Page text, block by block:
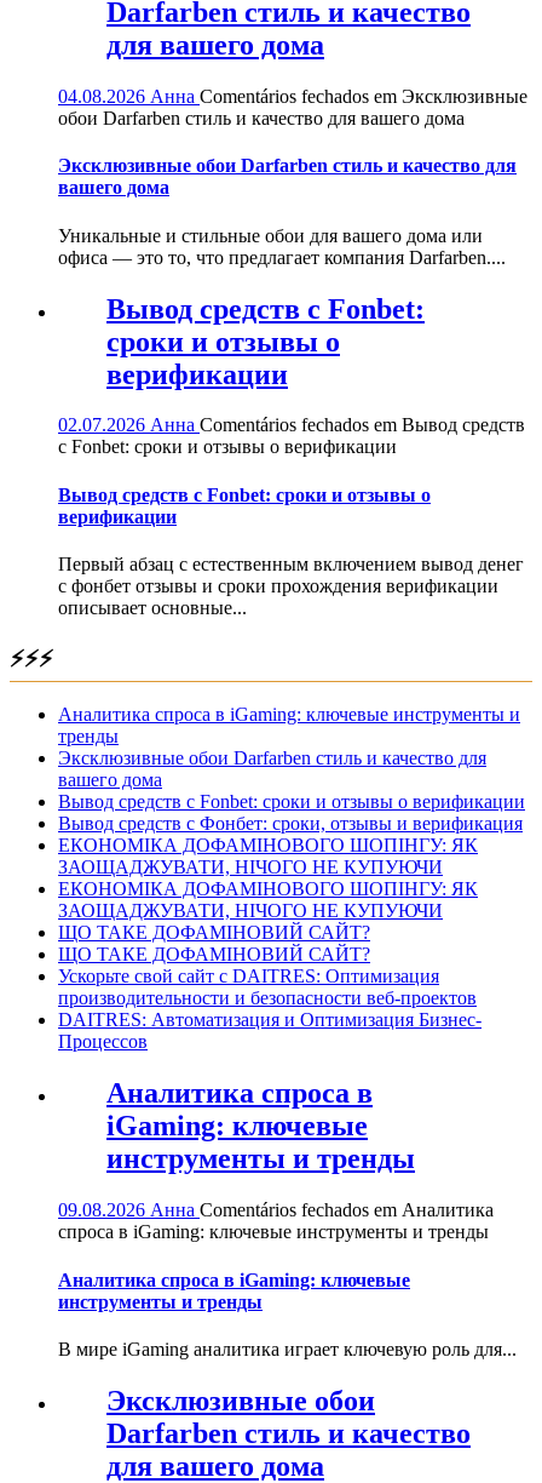
Darfarben стиль и качество
для вашего дома
04.08.2026 Анна Comentários fechados em Эксклюзивные
обои Darfarben стиль и качество для вашего дома
Эксклюзивные обои Darfarben стиль и качество для
вашего дома
Уникальные и стильные обои для вашего дома или
офиса — это то, что предлагает компания Darfarben....
Вывод средств с Fonbet:
сроки и отзывы о
верификации
02.07.2026 Анна Comentários fechados em Вывод средств
с Fonbet: сроки и отзывы о верификации
Вывод средств с Fonbet: сроки и отзывы о
верификации
Первый абзац с естественным включением вывод денег
с фонбет отзывы и сроки прохождения верификации
описывает основные...
⚡⚡⚡
Аналитика спроса в iGaming: ключевые инструменты и
тренды
Эксклюзивные обои Darfarben стиль и качество для
вашего дома
Вывод средств с Fonbet: сроки и отзывы о верификации
Вывод средств с Фонбет: сроки, отзывы и верификация
ЕКОНОМІКА ДОФАМІНОВОГО ШОПІНГУ: ЯК
ЗАОЩАДЖУВАТИ, НІЧОГО НЕ КУПУЮЧИ
ЕКОНОМІКА ДОФАМІНОВОГО ШОПІНГУ: ЯК
ЗАОЩАДЖУВАТИ, НІЧОГО НЕ КУПУЮЧИ
ЩО ТАКЕ ДОФАМІНОВИЙ САЙТ?
ЩО ТАКЕ ДОФАМІНОВИЙ САЙТ?
Ускорьте свой сайт с DAITRES: Оптимизация
производительности и безопасности веб-проектов
DAITRES: Автоматизация и Оптимизация Бизнес-
Процессов
Аналитика спроса в
iGaming: ключевые
инструменты и тренды
09.08.2026 Анна Comentários fechados em Аналитика
спроса в iGaming: ключевые инструменты и тренды
Аналитика спроса в iGaming: ключевые
инструменты и тренды
В мире iGaming аналитика играет ключевую роль для...
Эксклюзивные обои
Darfarben стиль и качество
для вашего дома